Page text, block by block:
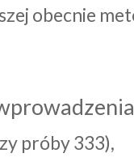
obecnie
próby 333),